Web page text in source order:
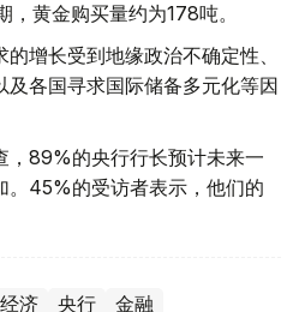
黄金购买量约为178吨。
增长受到地缘政治不确定性、
各国寻求国际储备多元化等因
，89%的央行行长预计未来一
。45%的受访者表示，他们的
经济 央行 金融